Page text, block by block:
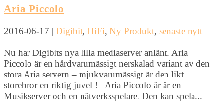
Aria Piccolo
2016-06-17 | Digibit, HiFi, Ny Produkt, senaste nytt
Nu har Digibits nya lilla mediaserver anlänt. Aria
Piccolo är en hårdvarumässigt nerskalad variant av den
stora Aria servern – mjukvarumässigt är den likt
storebror en riktig juvel ! Aria Piccolo är är en
Musikserver och en nätverksspelare. Den kan spela...